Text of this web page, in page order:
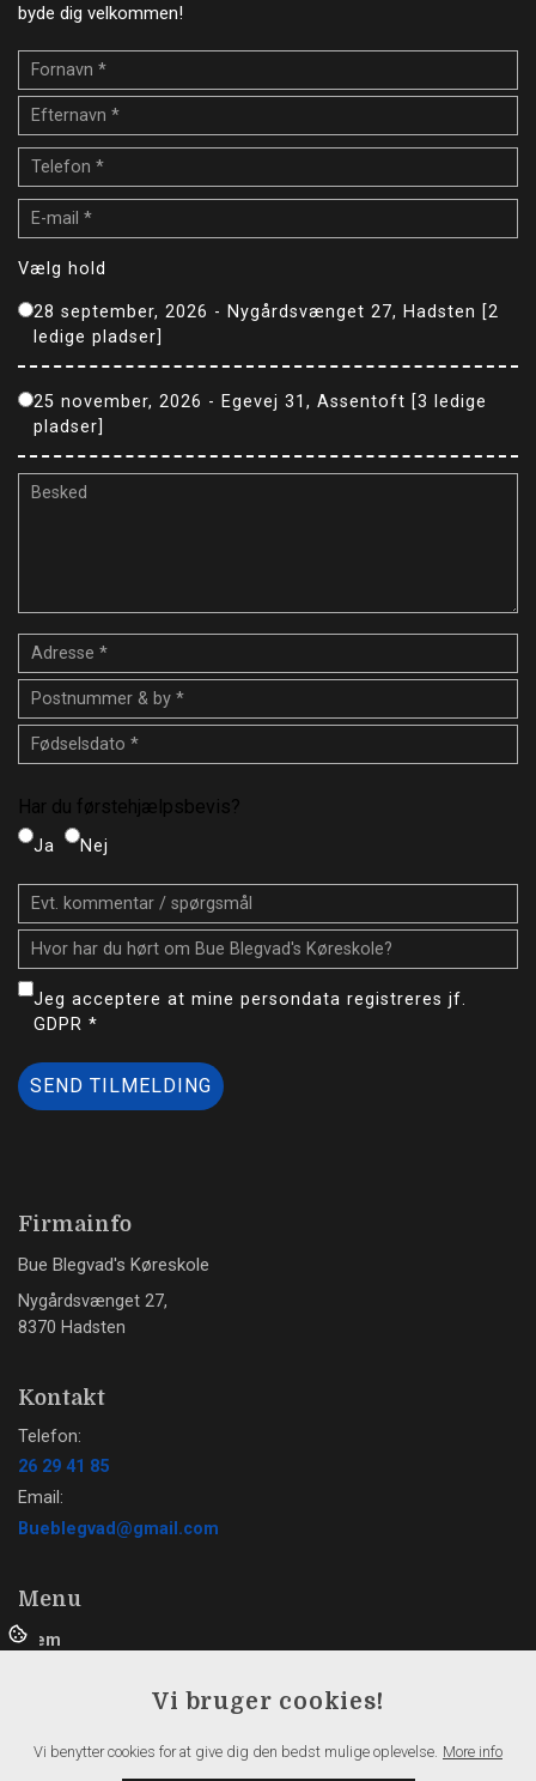
byde dig velkommen!
Vælg hold
28 september, 2026 - Nygårdsvænget 27, Hadsten [2
ledige pladser]
25 november, 2026 - Egevej 31, Assentoft [3 ledige
pladser]
Førstehjælpsbevis
Har du førstehjælpsbevis?
Ja Nej
Jeg acceptere at mine persondata registreres jf.
GDPR *
Firmainfo
Bue Blegvad's Køreskole
Nygårdsvænget 27,
8370 Hadsten
Kontakt
Telefon:
26 29 41 85
Email:
Bueblegvad@gmail.com
Menu
Hjem
Kørekort Hadsten
Vi bruger cookies!
Vi benytter cookies for at give dig den bedst mulige oplevelse. More info